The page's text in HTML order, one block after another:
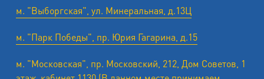
м. "Выборгская", ул. Минеральная, д.13Ц
м. "Парк Победы", пр. Юрия Гагарина, д.15
м. "Московская", пр. Московский, 212, Дом Советов, 1